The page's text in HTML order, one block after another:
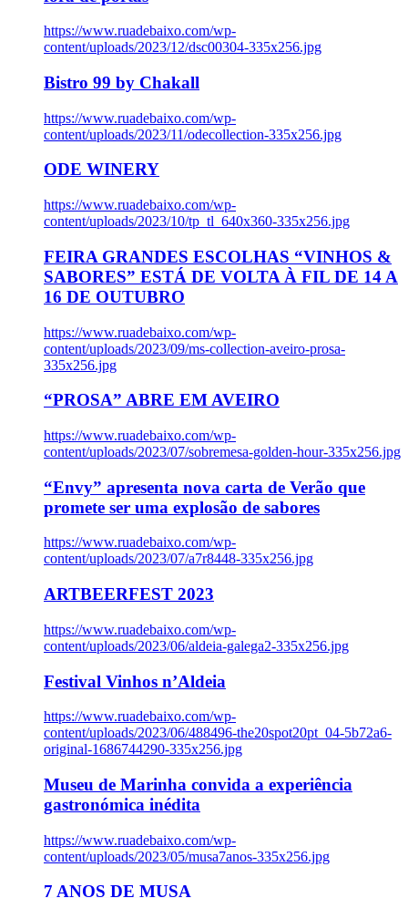
https://www.ruadebaixo.com/wp-
content/uploads/2023/12/dsc00304-335x256.jpg
Bistro 99 by Chakall
https://www.ruadebaixo.com/wp-
content/uploads/2023/11/odecollection-335x256.jpg
ODE WINERY
https://www.ruadebaixo.com/wp-
content/uploads/2023/10/tp_tl_640x360-335x256.jpg
FEIRA GRANDES ESCOLHAS “VINHOS &
SABORES” ESTÁ DE VOLTA À FIL DE 14 A
16 DE OUTUBRO
https://www.ruadebaixo.com/wp-
content/uploads/2023/09/ms-collection-aveiro-prosa-
335x256.jpg
“PROSA” ABRE EM AVEIRO
https://www.ruadebaixo.com/wp-
content/uploads/2023/07/sobremesa-golden-hour-335x256.jpg
“Envy” apresenta nova carta de Verão que
promete ser uma explosão de sabores
https://www.ruadebaixo.com/wp-
content/uploads/2023/07/a7r8448-335x256.jpg
ARTBEERFEST 2023
https://www.ruadebaixo.com/wp-
content/uploads/2023/06/aldeia-galega2-335x256.jpg
Festival Vinhos n’Aldeia
https://www.ruadebaixo.com/wp-
content/uploads/2023/06/488496-the20spot20pt_04-5b72a6-
original-1686744290-335x256.jpg
Museu de Marinha convida a experiência
gastronómica inédita
https://www.ruadebaixo.com/wp-
content/uploads/2023/05/musa7anos-335x256.jpg
7 ANOS DE MUSA